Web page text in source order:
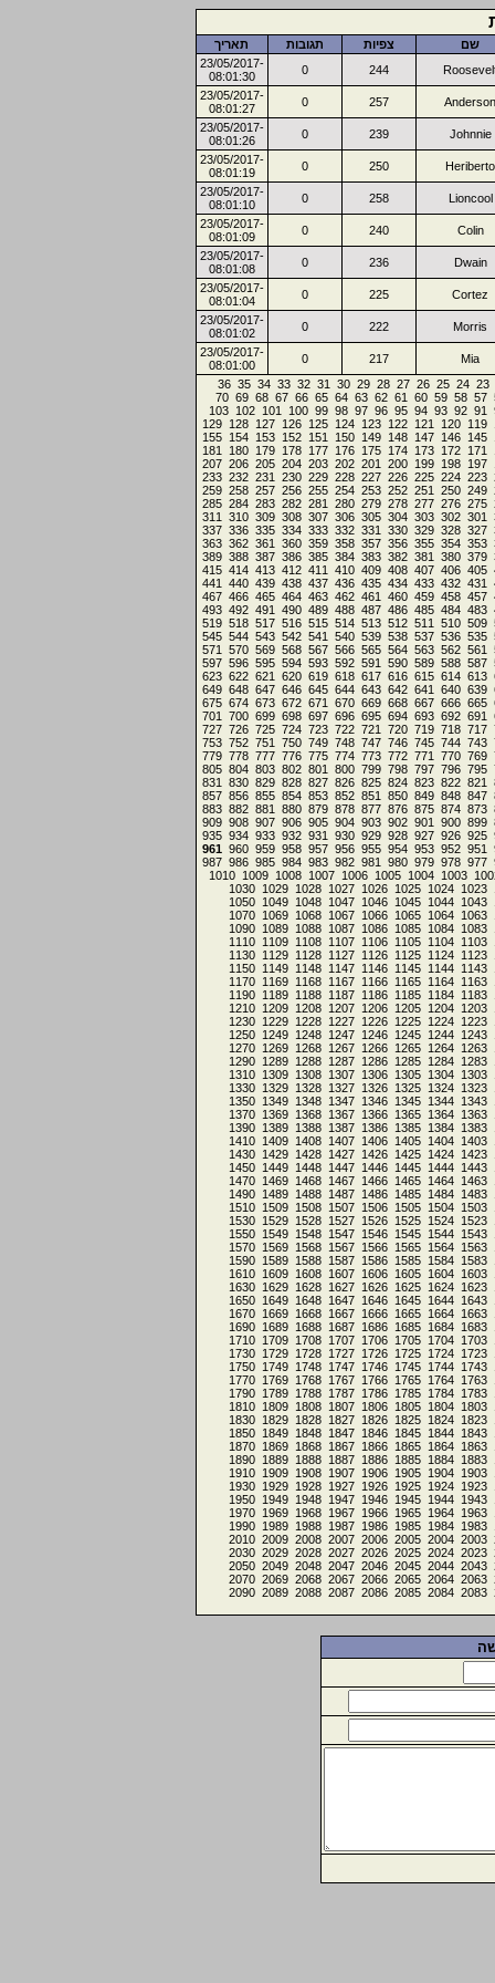
שם צפיות תגובות
תאריך
244
0
23/05/2017-
08:01:30
Anderson
257
0
23/05/2017-
08:01:27
Johnnie
239
0
23/05/2017-
08:01:26
Heriberto
250
0
23/05/2017-
08:01:19
Lioncool
258
0
23/05/2017-
08:01:10
Colin
240
0
23/05/2017-
08:01:09
Dwain
236
0
23/05/2017-
08:01:08
Cortez
225
0
23/05/2017-
08:01:04
Morris
222
0
23/05/2017-
08:01:02
Mia
217
0
23/05/2017-
08:01:00
23
24
25
26
27
28
29
30
31
32
33
34
35
36
57
58
59
60
61
62
63
64
65
66
67
68
69
70
91
92
93
94
95
96
97
98
99
100
101
102
103
119
120
121
122
123
124
125
126
127
128
129
145
146
147
148
149
150
151
152
153
154
155
171
172
173
174
175
176
177
178
179
180
181
197
198
199
200
201
202
203
204
205
206
207
223
224
225
226
227
228
229
230
231
232
233
249
250
251
252
253
254
255
256
257
258
259
275
276
277
278
279
280
281
282
283
284
285
301
302
303
304
305
306
307
308
309
310
311
327
328
329
330
331
332
333
334
335
336
337
353
354
355
356
357
358
359
360
361
362
363
379
380
381
382
383
384
385
386
387
388
389
405
406
407
408
409
410
411
412
413
414
415
431
432
433
434
435
436
437
438
439
440
441
457
458
459
460
461
462
463
464
465
466
467
483
484
485
486
487
488
489
490
491
492
493
509
510
511
512
513
514
515
516
517
518
519
535
536
537
538
539
540
541
542
543
544
545
561
562
563
564
565
566
567
568
569
570
571
587
588
589
590
591
592
593
594
595
596
597
613
614
615
616
617
618
619
620
621
622
623
639
640
641
642
643
644
645
646
647
648
649
665
666
667
668
669
670
671
672
673
674
675
691
692
693
694
695
696
697
698
699
700
701
717
718
719
720
721
722
723
724
725
726
727
743
744
745
746
747
748
749
750
751
752
753
769
770
771
772
773
774
775
776
777
778
779
795
796
797
798
799
800
801
802
803
804
805
821
822
823
824
825
826
827
828
829
830
831
847
848
849
850
851
852
853
854
855
856
857
873
874
875
876
877
878
879
880
881
882
883
899
900
901
902
903
904
905
906
907
908
909
925
926
927
928
929
930
931
932
933
934
935
951
952
953
954
955
956
957
958
959
960
961
977
978
979
980
981
982
983
984
985
986
987
1003
1004
1005
1006
1007
1008
1009
1010
1023
1024
1025
1026
1027
1028
1029
1030
1043
1044
1045
1046
1047
1048
1049
1050
1063
1064
1065
1066
1067
1068
1069
1070
1083
1084
1085
1086
1087
1088
1089
1090
1103
1104
1105
1106
1107
1108
1109
1110
1123
1124
1125
1126
1127
1128
1129
1130
1143
1144
1145
1146
1147
1148
1149
1150
1163
1164
1165
1166
1167
1168
1169
1170
1183
1184
1185
1186
1187
1188
1189
1190
1203
1204
1205
1206
1207
1208
1209
1210
1223
1224
1225
1226
1227
1228
1229
1230
1243
1244
1245
1246
1247
1248
1249
1250
1263
1264
1265
1266
1267
1268
1269
1270
1283
1284
1285
1286
1287
1288
1289
1290
1303
1304
1305
1306
1307
1308
1309
1310
1323
1324
1325
1326
1327
1328
1329
1330
1343
1344
1345
1346
1347
1348
1349
1350
1363
1364
1365
1366
1367
1368
1369
1370
1383
1384
1385
1386
1387
1388
1389
1390
1403
1404
1405
1406
1407
1408
1409
1410
1423
1424
1425
1426
1427
1428
1429
1430
1443
1444
1445
1446
1447
1448
1449
1450
1463
1464
1465
1466
1467
1468
1469
1470
1483
1484
1485
1486
1487
1488
1489
1490
1503
1504
1505
1506
1507
1508
1509
1510
1523
1524
1525
1526
1527
1528
1529
1530
1543
1544
1545
1546
1547
1548
1549
1550
1563
1564
1565
1566
1567
1568
1569
1570
1583
1584
1585
1586
1587
1588
1589
1590
1603
1604
1605
1606
1607
1608
1609
1610
1623
1624
1625
1626
1627
1628
1629
1630
1643
1644
1645
1646
1647
1648
1649
1650
1663
1664
1665
1666
1667
1668
1669
1670
1683
1684
1685
1686
1687
1688
1689
1690
1703
1704
1705
1706
1707
1708
1709
1710
1723
1724
1725
1726
1727
1728
1729
1730
1743
1744
1745
1746
1747
1748
1749
1750
1763
1764
1765
1766
1767
1768
1769
1770
1783
1784
1785
1786
1787
1788
1789
1790
1803
1804
1805
1806
1807
1808
1809
1810
1823
1824
1825
1826
1827
1828
1829
1830
1843
1844
1845
1846
1847
1848
1849
1850
1863
1864
1865
1866
1867
1868
1869
1870
1883
1884
1885
1886
1887
1888
1889
1890
1903
1904
1905
1906
1907
1908
1909
1910
1923
1924
1925
1926
1927
1928
1929
1930
1943
1944
1945
1946
1947
1948
1949
1950
1963
1964
1965
1966
1967
1968
1969
1970
1983
1984
1985
1986
1987
1988
1989
1990
2003
2004
2005
2006
2007
2008
2009
2010
2023
2024
2025
2026
2027
2028
2029
2030
2043
2044
2045
2046
2047
2048
2049
2050
2063
2064
2065
2066
2067
2068
2069
2070
2083
2084
2085
2086
2087
2088
2089
2090